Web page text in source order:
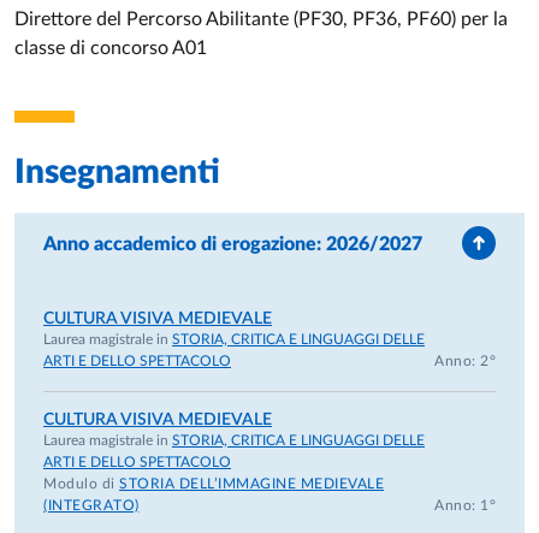
Direttore del Percorso Abilitante (PF30, PF36, PF60) per la
classe di concorso A01
Insegnamenti
Anno accademico di erogazione: 2026/2027
CULTURA VISIVA MEDIEVALE
Laurea magistrale in STORIA, CRITICA E LINGUAGGI DELLE
ARTI E DELLO SPETTACOLO
Anno: 2°
CULTURA VISIVA MEDIEVALE
Laurea magistrale in STORIA, CRITICA E LINGUAGGI DELLE
ARTI E DELLO SPETTACOLO
Modulo di STORIA DELL’IMMAGINE MEDIEVALE
(INTEGRATO)
Anno: 1°